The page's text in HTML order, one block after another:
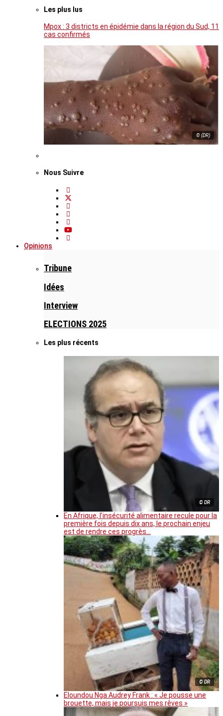
Les plus lus
Mpox : 3 districts en épidémie dans la région du Sud, 11
cas confirmés
© (DR)
Nous Suivre
Opinions
Tribune
Idées
Interview
ELECTIONS 2025
Les plus récents
© DR
En Afrique, l’insécurité alimentaire recule pour la
première fois depuis dix ans, le prochain enjeu
est de rendre ces progrès…
© DR
Eloundou Nga Audrey Frank : « Je pousse une
brouette, mais je poursuis mes rêves »